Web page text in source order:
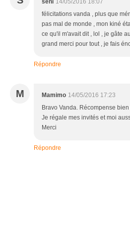
seni 14/05/2016 18:07
félicitations vanda , plus que
pas mal de monde , mon kiné
ce qu'il m'avait dit , lol , je gâte
grand merci pour tout , je fais
Répondre
M Mamimo 14/05/2016 17:23
Bravo Vanda. Récompense
Je régale mes invités et moi
Merci
Répondre